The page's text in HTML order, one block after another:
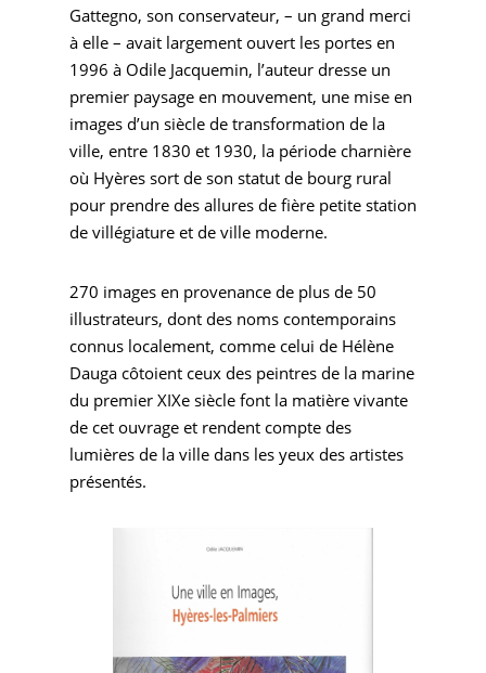
Gattegno, son conservateur, – un grand merci
à elle – avait largement ouvert les portes en
1996 à Odile Jacquemin, l’auteur dresse un
premier paysage en mouvement, une mise en
images d’un siècle de transformation de la
ville, entre 1830 et 1930, la période charnière
où Hyères sort de son statut de bourg rural
pour prendre des allures de fière petite station
de villégiature et de ville moderne.
270 images en provenance de plus de 50
illustrateurs, dont des noms contemporains
connus localement, comme celui de Hélène
Dauga côtoient ceux des peintres de la marine
du premier XIXe siècle font la matière vivante
de cet ouvrage et rendent compte des
lumières de la ville dans les yeux des artistes
présentés.